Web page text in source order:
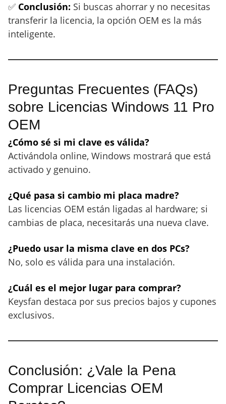
✅ Conclusión: Si buscas ahorrar y no necesitas
transferir la licencia, la opción OEM es la más
inteligente.
Preguntas Frecuentes (FAQs)
sobre Licencias Windows 11 Pro
OEM
¿Cómo sé si mi clave es válida?
Activándola online, Windows mostrará que está
activado y genuino.
¿Qué pasa si cambio mi placa madre?
Las licencias OEM están ligadas al hardware; si
cambias de placa, necesitarás una nueva clave.
¿Puedo usar la misma clave en dos PCs?
No, solo es válida para una instalación.
¿Cuál es el mejor lugar para comprar?
Keysfan destaca por sus precios bajos y cupones
exclusivos.
Conclusión: ¿Vale la Pena
Comprar Licencias OEM